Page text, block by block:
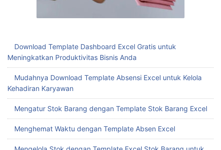
Download Template Dashboard Excel Gratis untuk
Meningkatkan Produktivitas Bisnis Anda
Mudahnya Download Template Absensi Excel untuk Kelola
Kehadiran Karyawan
Mengatur Stok Barang dengan Template Stok Barang Excel
Menghemat Waktu dengan Template Absen Excel